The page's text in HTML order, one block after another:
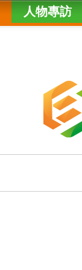
人物專訪